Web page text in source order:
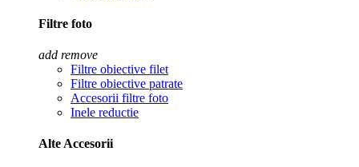
Filtre foto
add remove
Filtre obiective filet
Filtre obiective patrate
Accesorii filtre foto
Inele reductie
Alte Accesorii